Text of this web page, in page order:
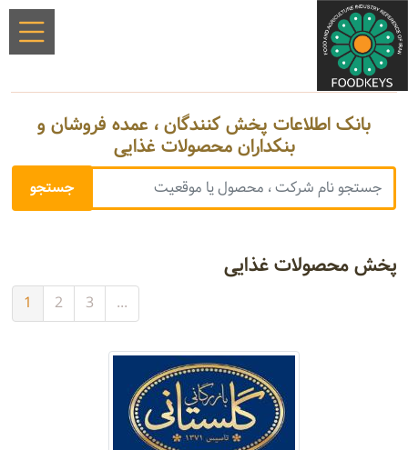
بانک اطلاعات پخش کنندگان ، عمده فروشان و
بنکداران محصولات غذایی
پخش محصولات غذایی
1 2 3 ...